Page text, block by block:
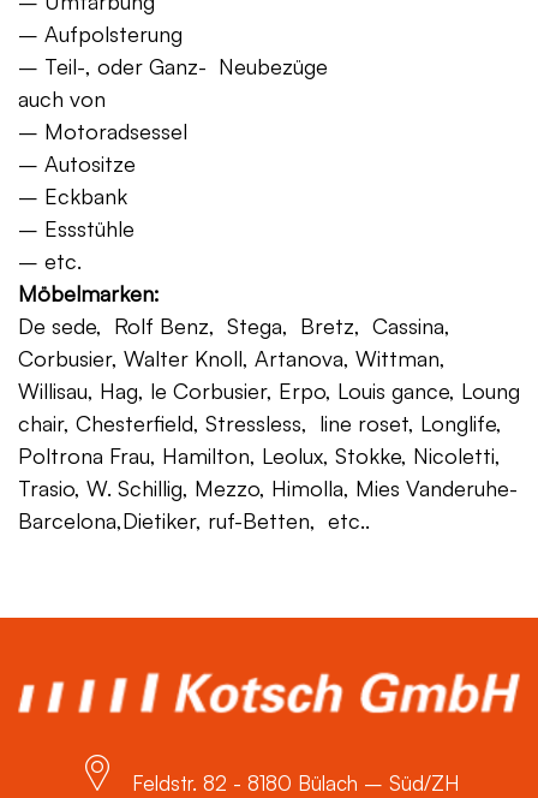
– Aufpolsterung
– Teil-, oder Ganz- Neubezüge
auch von
– Motoradsessel
– Autositze
– Eckbank
– Essstühle
– etc.
Möbelmarken:
De sede, Rolf Benz, Stega, Bretz, Cassina,
Corbusier, Walter Knoll, Artanova, Wittman,
Willisau, Hag, le Corbusier, Erpo, Louis gance, Loung
chair, Chesterfield, Stressless, line roset, Longlife,
Poltrona Frau, Hamilton, Leolux, Stokke, Nicoletti,
Trasio, W. Schillig, Mezzo, Himolla, Mies Vanderuhe-
Barcelona,Dietiker, ruf-Betten, etc..
Feldstr. 82 - 8180 Bülach – Süd/ZH